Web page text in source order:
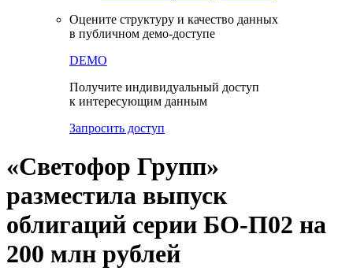
Оцените структуру и качество данных
в публичном демо-доступе
DEMO
Получите индивидуальный доступ
к интересующим данным
Запросить доступ
«Светофор Групп»
разместила выпуск
облигаций серии БО-П02 на
200 млн рублей